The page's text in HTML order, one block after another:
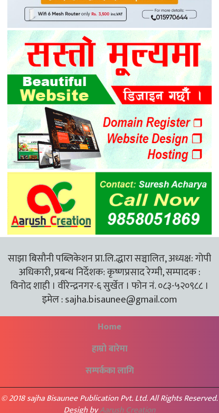
साझा बिसौनी पब्लिकेशन प्रा.लि.द्धारा सञ्चालित, अध्यक्ष: गोपी
अधिकारी, प्रबन्ध निर्देशक: कृष्णप्रसाद रेग्मी, सम्पादक :
विनोद शाही । वीरेन्द्रनगर-६ सुर्खेत । फोन नं. ०८३-५२०९८८ ।
इमेल :sajha.bisaunee@gmail.com
Home
हाम्रो बारेमा
सम्पर्कका लागि
© 2018 sajha Bisaunee Publication Pvt. Ltd. All Rights Reserved.
Desigh byAarush Creation